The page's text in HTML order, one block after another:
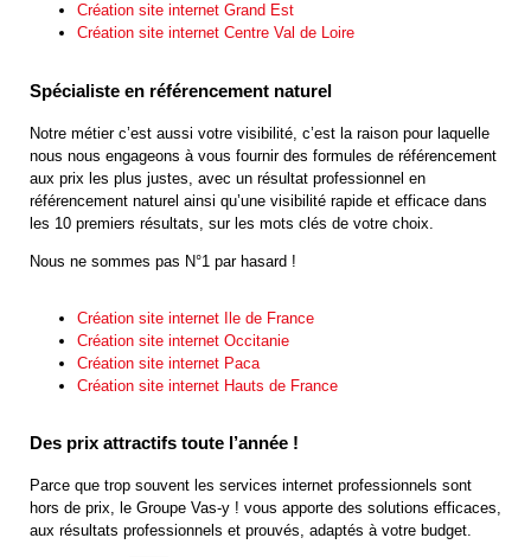
Création site internet Grand Est
Création site internet Centre Val de Loire
Spécialiste en référencement naturel
Notre métier c’est aussi votre visibilité, c’est la raison pour laquelle
nous nous engageons à vous fournir des formules de référencement
aux prix les plus justes, avec un résultat professionnel en
référencement naturel ainsi qu’une visibilité rapide et efficace dans
les 10 premiers résultats, sur les mots clés de votre choix.
Nous ne sommes pas N°1 par hasard !
Création site internet Ile de France
Création site internet Occitanie
Création site internet Paca
Création site internet Hauts de France
Des prix attractifs toute l’année !
Parce que trop souvent les services internet professionnels sont
hors de prix, le Groupe Vas-y ! vous apporte des solutions efficaces,
aux résultats professionnels et prouvés, adaptés à votre budget.